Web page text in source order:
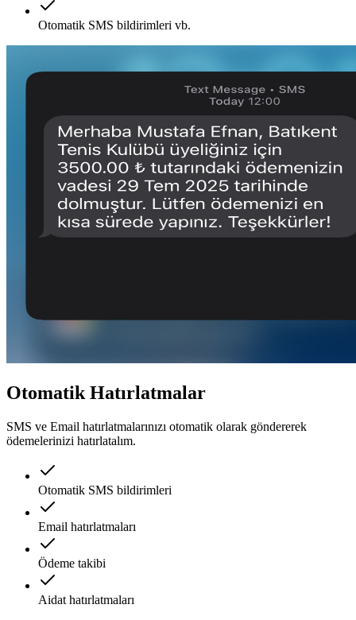
Otomatik SMS bildirimleri vb.
Otomatik Hatırlatmalar
SMS ve Email hatırlatmalarınızı otomatik olarak göndererek
ödemelerinizi hatırlatalım.
Otomatik SMS bildirimleri
Email hatırlatmaları
Ödeme takibi
Aidat hatırlatmaları